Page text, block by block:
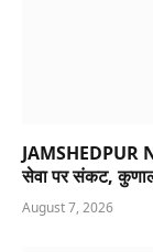
JAMSHEDPUR
सेवा पर संकट,
August 7, 2026